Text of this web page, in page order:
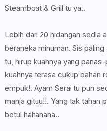
Steamboat & Grill tu ya..
Lebih dari 20 hidangan sedia
beraneka minuman. Sis
tu, hirup kuahnya yang
kuahnya terasa cukup bahan
empuk!. Ayam Serai tu pun
manja gituu!!. Yang tak tahan
betul hahahaha..